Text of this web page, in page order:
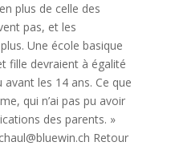
plus de celle des
pas, et les
Une école basique
fille devraient à égalité
les 14 ans. Ce que
qui n’ai pas pu avoir
des parents. »
Retour